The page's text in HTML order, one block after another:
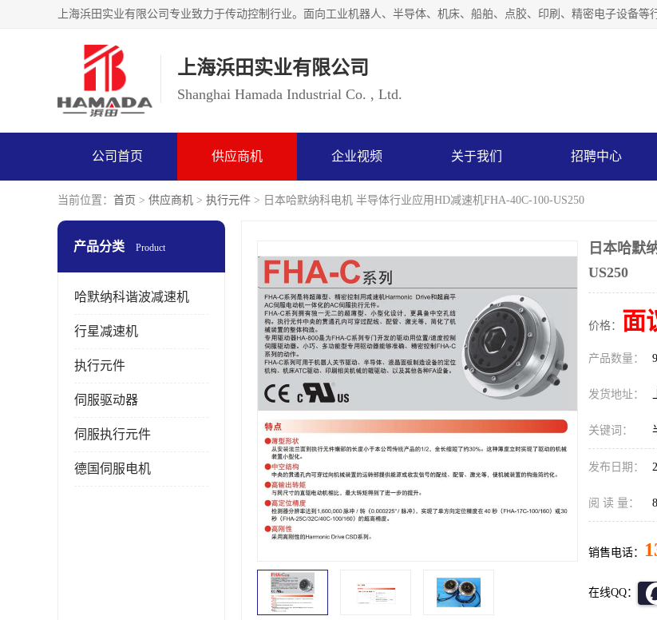
上海浜田实业有限公司
Shanghai Hamada Industrial Co. , Ltd.
公司首页 供应商机 企业视频 关于我们 招聘中心
当前位置： 首页 > 供应商机 > 执行元件 > 日本哈默纳科电机 半导体行业应用HD减速机FHA-40C-100-US250
产品分类 Product
哈默纳科谐波减速机
行星减速机
执行元件
伺服驱动器
伺服执行元件
德国伺服电机
日本哈默
US250
价格： 面
产品数量：
发货地址：
关键词：
发布日期：
阅 读 量：
销售电话：
在线QQ：